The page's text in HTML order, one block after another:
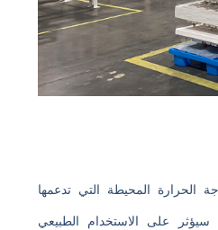
المحيطة التي تدعمها
على الاستخدام الطبيعي